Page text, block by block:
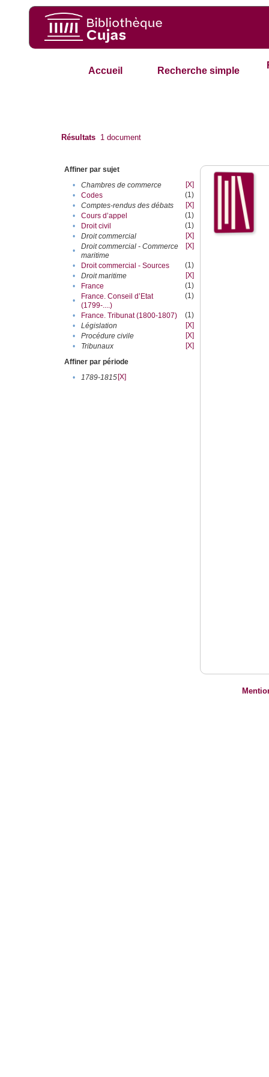
Accueil Recherche simple
Résultats 1 document
Affiner par sujet
•
Chambres de commerce
[X]
•
Codes
(1)
•
Comptes-rendus des débats
[X]
•
Cours d’appel
(1)
•
Droit civil
(1)
•
Droit commercial
[X]
•
Droit commercial - Commerce
maritime
[X]
• Droit commercial - Sources
(1)
•
Droit maritime
[X]
•
France
(1)
•
France. Conseil d’Etat
(1799-....)
(1)
• France. Tribunat (1800-1807)
(1)
•
Législation
[X]
•
Procédure civile
[X]
•
Tribunaux
[X]
Affiner par période
•
1789-1815[X]